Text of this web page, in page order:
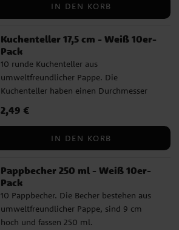
IN DEN KORB
Kuchenteller 17,5 cm - Weiß 10er-
Pack
10 runde Kuchenteller aus
umweltfreundlicher Pappe. Die
Kuchenteller haben einen Durchmesser
Preis :2,49 €
2,49 €
IN DEN KORB
Pappbecher 250 ml - Weiß 10er-
Pack
10 Pappbecher. Die Becher bestehen aus
umweltfreundlicher Pappe, sind 9 cm
hoch und fassen 250 ml.